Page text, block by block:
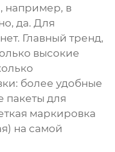
например, в
да. Для
Главный тренд,
высокие
более удобные
пакеты для
маркировка
на самой